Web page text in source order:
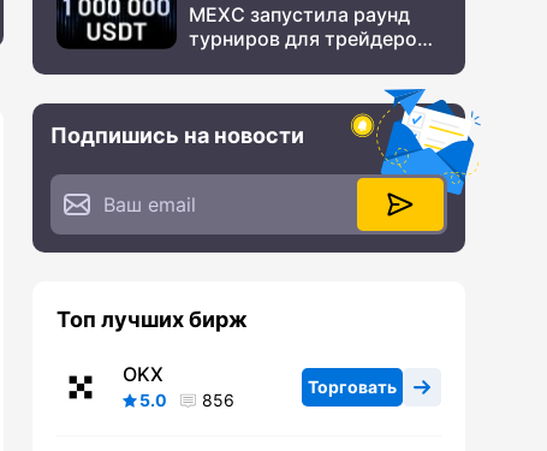
MEXC запустила раунд
турниров для трейдеров
Подпишись на новости
Топ лучших бирж
OKX
5.0 856
Торговать